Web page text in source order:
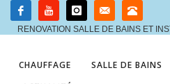
RENOVATION SALLE DE BAINS ET
CHAUFFAGE SALLE DE BAINS